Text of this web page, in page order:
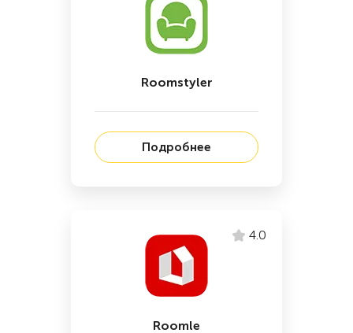
Roomstyler
Подробнее
4.0
Roomle